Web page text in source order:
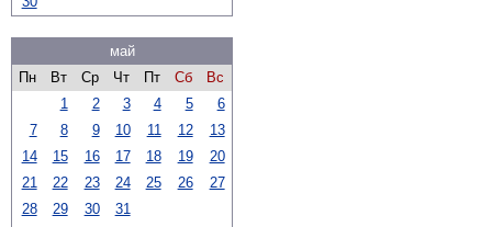
май
Пн
Вт Ср Чт Пт Сб
Вс
1
2 3 4 5
6
7
8 9 10 11 12
13
14
15 16 17 18 19
20
21
22 23 24 25 26
27
28
29 30 31